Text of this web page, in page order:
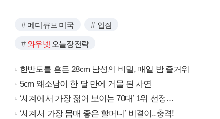
메디큐브 미국 입점
와우넷 오늘장전략
한반도를 흔든 28cm 남성의 비밀, 매일 밤 즐거워
5cm 왜소남이 한 달 만에 거물 된 사연
‘세계에서 가장 젊어 보이는 70대’ 1위 선정…
‘세계서 가장 몸매 좋은 할머니’ 비결이..충격!